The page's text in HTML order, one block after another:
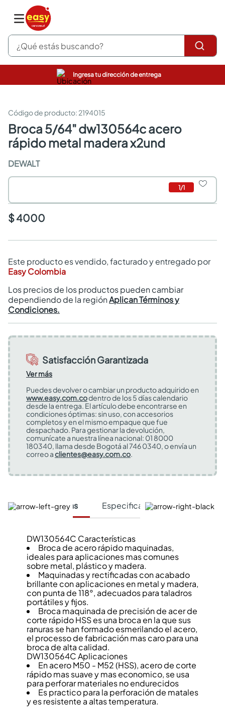
¿Qué estás buscando?
Ingresa tu dirección de entrega
: 2194015
broca 5/64" dw130564c acero
rápido metal madera x2und
DEWALT
1/1
$ 4000
Este producto es vendido, facturado y entregado por
Easy Colombia
Los precios de los productos pueden cambiar
dependiendo de la regiónAplican Términos y
Condiciones.
Satisfacción Garantizada
Ver más
Puedes devolver o cambiar un producto adquirido en
www.easy.com.codentro de los 5 días calendario
desde la entrega. El artículo debe encontrarse en
condiciones óptimas: sin uso, con accesorios
completos y en el mismo empaque que fue
despachado. Para gestionar la devolución,
comunícate a nuestra línea nacional: 01 8000
180340, llama desde Bogotá al 746 0340, o envía un
correo aclientes@easy.com.co.
Características Especificaciones Técnicas
DW130564C Características
Broca de acero rápido maquinadas,
ideales para aplicaciones mas comunes
sobre metal, plástico y madera.
Maquinadas y rectificadas con acabado
brillante con aplicaciones en metal y madera,
con punta de 118°, adecuados para taladros
portátiles y fijos.
Broca maquinada de precisión de acer de
corte rápido HSS es una broca en la que sus
ranuras se han formado esmerilando el acero,
el processo de fabricación mas caro para una
broca de alta calidad.
DW130564C Aplicaciones
En acero M50 - M52 (HSS), acero de corte
rápido mas suave y mas economico, se usa
para perforar materiales no endurecidos
Es practico para la perforación de matales
y es resistente a altas temperatura.
pinturas
sanitarios
comedor
escritorio
armarios closet
comedores